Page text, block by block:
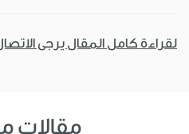
لقراءة كامل المقال يرجى
مقالات